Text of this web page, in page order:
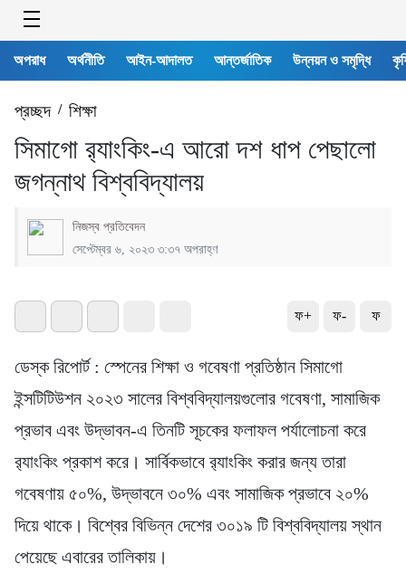
অপরাধ অর্থনীতি আইন-আদালত আন্তর্জাতিক উন্নয়ন ও সমৃদ্ধি
প্রচ্ছদ/ শিক্ষা
সিমাগো র‍্যাংকিং-এ আরো দশ ধাপ পেছালো
জগন্নাথ বিশ্ববিদ্যালয়
নিজস্ব প্রতিবেদন
সেপ্টেম্বর ৬, ২০২৩ ৩:৩৭ অপরাহ্ণ
ফ+ ফ- ফ
ডেস্ক রিপোর্ট : স্পেনের শিক্ষা ও গবেষণা প্রতিষ্ঠান সিমাগো
ইন্সটিটিউশন ২০২৩ সালের বিশ্ববিদ্যালয়গুলোর গবেষণা, সামাজিক
প্রভাব এবং উদ্ভাবন-এ তিনটি সূচকের ফলাফল পর্যালোচনা করে
র‍্যাংকিং প্রকাশ করে। সার্বিকভাবে র‍্যাংকিং করার জন্য তারা
গবেষণায় ৫০%, উদ্ভাবনে ৩০% এবং সামাজিক প্রভাবে ২০%
দিয়ে থাকে। বিশ্বের বিভিন্ন দেশের ৩০১৯ টি বিশ্ববিদ্যালয় স্থান
পেয়েছে এবারের তালিকায়।